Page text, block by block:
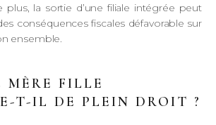
plus, la sortie d’une filiale intégrée peut
conséquences fiscales défavorable sur
ensemble.
MÈRE FILLE
T-IL DE PLEIN DROIT ?